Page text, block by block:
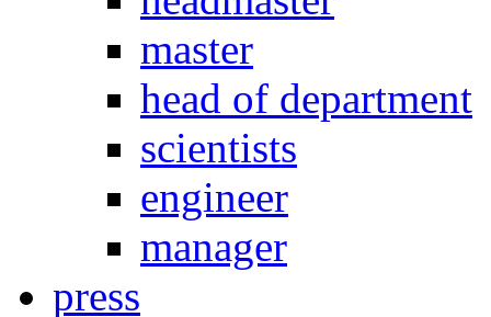
master
head of department
scientists
engineer
manager
press